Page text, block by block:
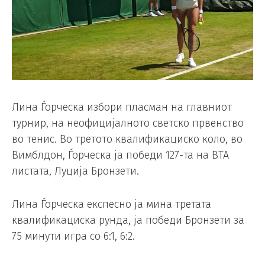
Лина Ѓорческа избори пласман на главниот
турнир, на неофицијалното светско првенство
во тенис. Во третото квалификациско коло, во
Вимблдон, Ѓорческа ја победи 127-та на ВТА
листата, Луција Бронзети.
Лина Ѓорческа експесно ја мина третата
квалификациска рунда, ја победи Бронзети за
75 минути игра со 6:1, 6:2.